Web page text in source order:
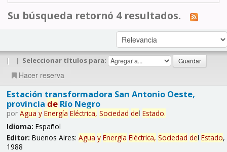
Su búsqueda retornó 4 resultados.
| | Seleccionar títulos para:
Hacer reserva
Estación transformadora San Antonio Oeste,
provincia deRío Negro
por Agua y Energía Eléctrica, Sociedad del Estado.
Idioma: Español
Editor: Buenos Aires: Agua y Energía Eléctrica, Sociedad del Estado,
1988